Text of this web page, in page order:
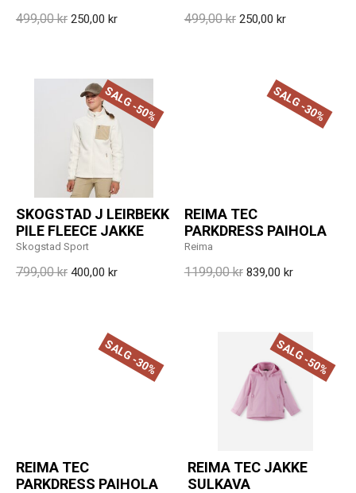
499,00 kr 250,00 kr 499,00 kr 250,00 kr
SKOGSTAD J LEIRBEKK
PILE FLEECE JAKKE
Skogstad Sport
799,00 kr 400,00 kr
SALG -50%
REIMA TEC
PARKDRESS PAIHOLA
Reima
1199,00 kr 839,00 kr
SALG -30%
REIMA TEC
PARKDRESS PAIHOLA
SALG -30%
REIMA TEC JAKKE
SULKAVA
SALG -50%